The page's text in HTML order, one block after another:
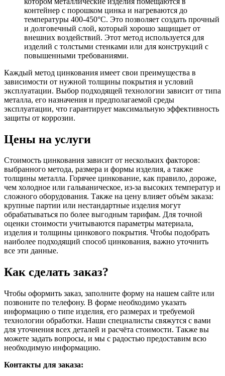
контейнер с порошком цинка и нагреваются до
температуры 400-450°C. Это позволяет создать прочный
и долговечный слой, который хорошо защищает от
внешних воздействий. Этот метод используется для
изделий с толстыми стенками или для конструкций с
повышенными требованиями.
Каждый метод цинкования имеет свои преимущества в
зависимости от нужной толщины покрытия и условий
эксплуатации. Выбор подходящей технологии зависит от типа
металла, его назначения и предполагаемой среды
эксплуатации, что гарантирует максимальную эффективность
защиты от коррозии.
Цены на услуги
Стоимость цинкования зависит от нескольких факторов:
выбранного метода, размера и формы изделия, а также
толщины металла. Горячее цинкование, как правило, дороже,
чем холодное или гальваническое, из-за высоких температур и
сложного оборудования. Также на цену влияет объём заказа:
крупные партии или нестандартные изделия могут
обрабатываться по более выгодным тарифам. Для точной
оценки стоимости учитываются параметры материала,
изделия и толщины цинкового покрытия. Чтобы подобрать
наиболее подходящий способ цинкования, важно уточнить
все эти данные.
Как сделать заказ?
Чтобы оформить заказ, заполните форму на нашем сайте или
позвоните по телефону. В форме необходимо указать
информацию о типе изделия, его размерах и требуемой
технологии обработки. Наши специалисты свяжутся с вами
для уточнения всех деталей и расчёта стоимости. Также вы
можете задать вопросы, и мы с радостью предоставим всю
необходимую информацию.
Контакты для заказа: